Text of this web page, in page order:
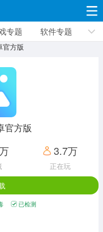
软件专题 新闻资讯
用
用
体育运动
1276款应用
专题 软件专题
官方版
官方版
3.7万
正在玩
已检测